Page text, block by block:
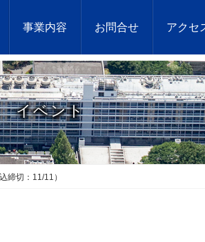
事業内容 お問合せ アクセ
イベント
締切：11/11）